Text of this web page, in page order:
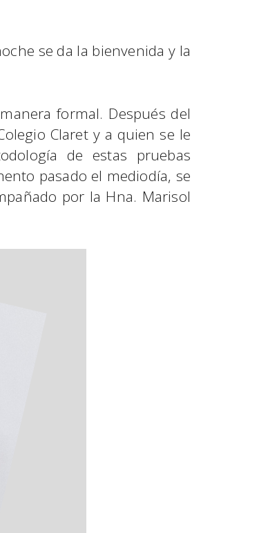
se da la bienvenida y la
formal. Después del
Claret y a quien se le
de estas pruebas
pasado el mediodía, se
por la Hna. Marisol